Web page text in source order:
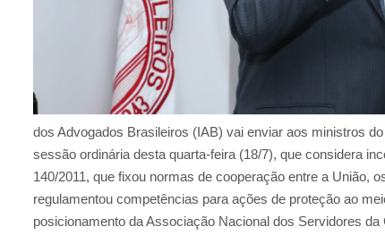
dos Advogados Brasileiros (IAB) vai enviar aos ministros
sessão ordinária desta quarta-feira (18/7), que considera
140/2011, que fixou normas de cooperação entre a União,
regulamentou competências para ações de proteção ao
posicionamento da Associação Nacional dos Servidores